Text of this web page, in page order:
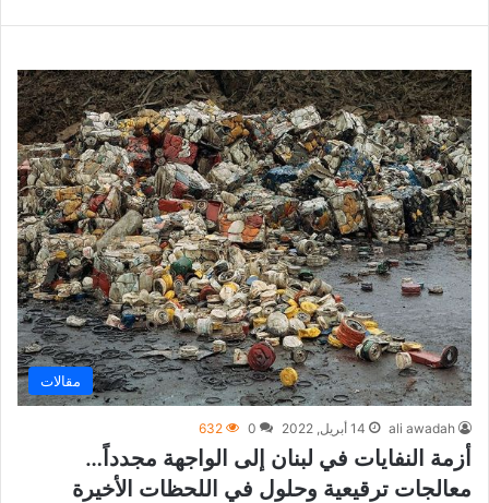
مقالات
ali awadah 14 أبريل, 2022 0
632
أزمة النفايات في لبنان إلى الواجهة مجدداً…
معالجات ترقيعية وحلول في اللحظات الأخيرة